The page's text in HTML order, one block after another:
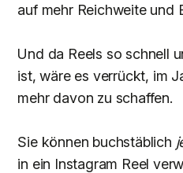
auf mehr Reichweite und
Und da Reels so schnell
ist, wäre es verrückt, im
mehr davon zu schaffen.
Sie können buchstäblich
in ein Instagram Reel